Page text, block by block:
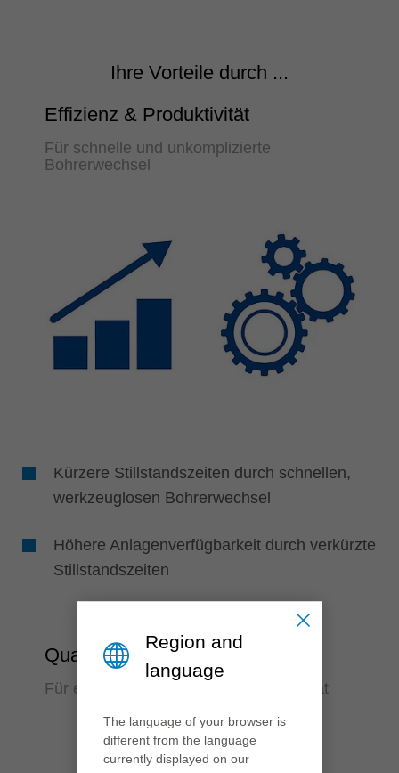
Ihre Vorteile durch ...
Effizienz & Produktivität
Für schnelle und unkomplizierte
Bohrerwechsel
Kürzere Stillstandszeiten durch schnellen,
werkzeuglosen Bohrerwechsel
Höhere Anlagenverfügbarkeit durch verkürzte
Stillstandszeiten
Qualität
Für exaktes Bohren in perfekter Qualität
Region and
language
The language of your browser is
different from the language
currently displayed on our